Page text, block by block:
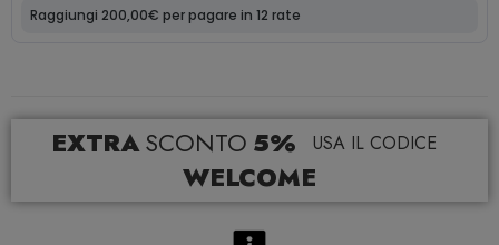
EXTRASCONTO 5% USA IL CODICE
WELCOME